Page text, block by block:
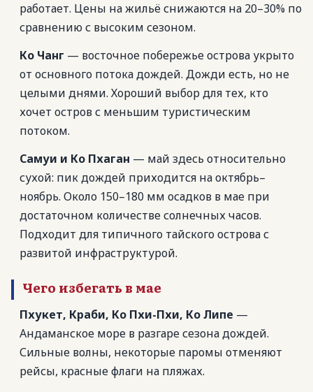
работает. Цены на жильё снижаются на 20–30% по
сравнению с высоким сезоном.
Ко Чанг — восточное побережье острова укрыто
от основного потока дождей. Дожди есть, но не
целыми днями. Хороший выбор для тех, кто
хочет остров с меньшим туристическим
потоком.
Самуи и Ко Пхаган — май здесь относительно
сухой: пик дождей приходится на октябрь–
ноябрь. Около 150–180 мм осадков в мае при
достаточном количестве солнечных часов.
Подходит для типичного тайского острова с
развитой инфраструктурой.
Чего избегать в мае
Пхукет, Краби, Ко Пхи-Пхи, Ко Липе —
Андаманское море в разгаре сезона дождей.
Сильные волны, некоторые паромы отменяют
рейсы, красные флаги на пляжах.